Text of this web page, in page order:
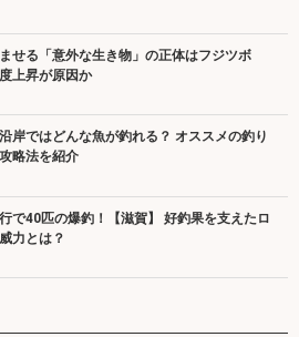
せる「意外な生き物」の正体はフジツボ
上昇が原因か
岸ではどんな魚が釣れる？ オススメの釣り
略法を紹介
で40匹の爆釣！【滋賀】 好釣果を支えたロ
力とは？